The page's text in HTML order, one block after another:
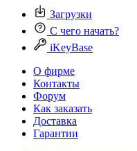
Загрузки
С чего начать?
iKeyBase
О фирме
Контакты
Форум
Как заказать
Доставка
Гарантии